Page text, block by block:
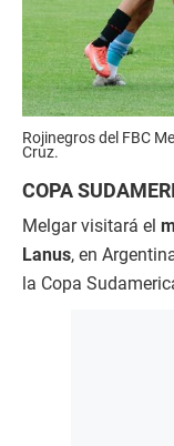
Rojinegros del FBC
Cruz.
COPA
Melgar visitará el
Lanus, en
la Copa